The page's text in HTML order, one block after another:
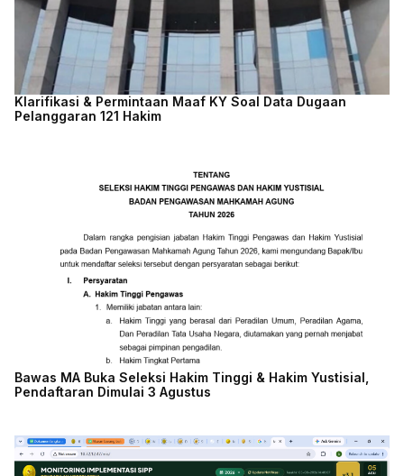
Klarifikasi & Permintaan Maaf KY Soal Data Dugaan
Pelanggaran 121 Hakim
Bawas MA Buka Seleksi Hakim Tinggi & Hakim Yustisial,
Pendaftaran Dimulai 3 Agustus